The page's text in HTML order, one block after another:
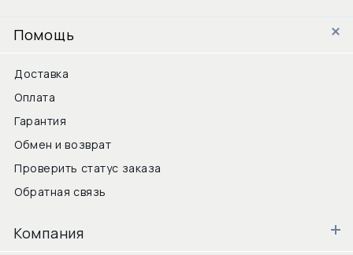
Помощь
Доставка
Оплата
Гарантия
Обмен и возврат
Проверить статус заказа
Обратная связь
Компания